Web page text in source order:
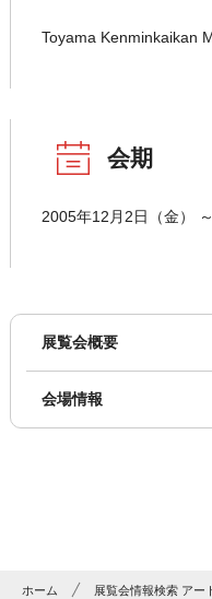
Toyama Kenminkaikan
会期
2005年12月2日（金）
展覧会概要
会場情報
ホーム 展覧会情報検索 アー